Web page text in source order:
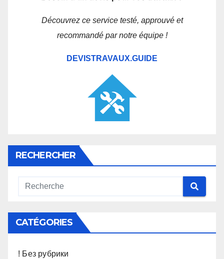
Découvrez ce service testé, approuvé et
recommandé par notre équipe !
DEVISTRAVAUX.GUIDE
RECHERCHER
CATÉGORIES
! Без рубрики